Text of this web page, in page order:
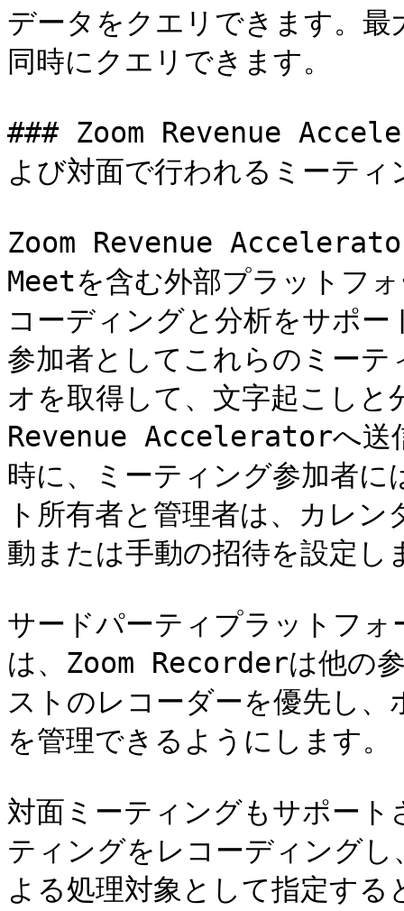
データをクエリできます。
同時にクエリできます。
### Zoom Revenue
よび対面で行われるミーテ
Zoom Revenue
Meetを含む外部プラットフ
コーディングと分析をサポ
参加者としてこれらのミー
オを取得して、文字起こしと
Revenue Acceleratorへ送
時に、ミーティング参加者
ト所有者と管理者は、カレ
動または手動の招待を設定し
サードパーティプラットフ
は、Zoom Recorderは他の
ストのレコーダーを優先し
を管理できるようにします。
対面ミーティングもサポー
ティングをレコーディング
よる処理対象として指定す